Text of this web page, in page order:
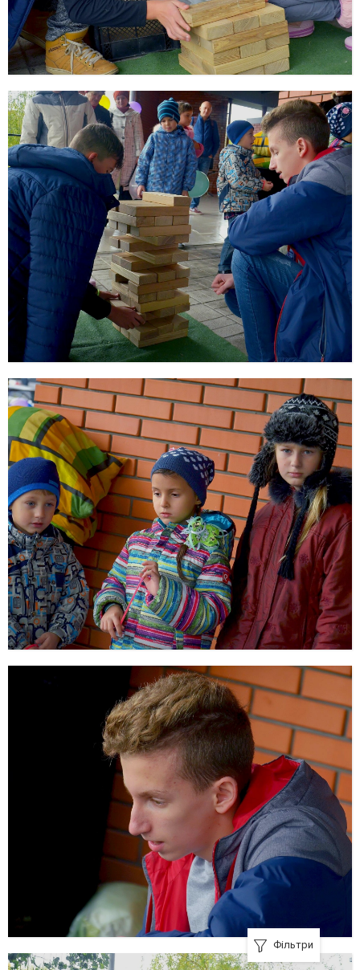
Фільтри